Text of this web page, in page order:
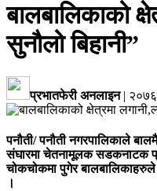
बालबालिकाको
सुनौलो बिहानी”
प्रभातफेरी अनलाइन| २०७६
पनौती/ पनौती नगरपालिकाले
संघारमा चेतनामूलक सडकनाटक
चोकचोकमा पुगेर
।